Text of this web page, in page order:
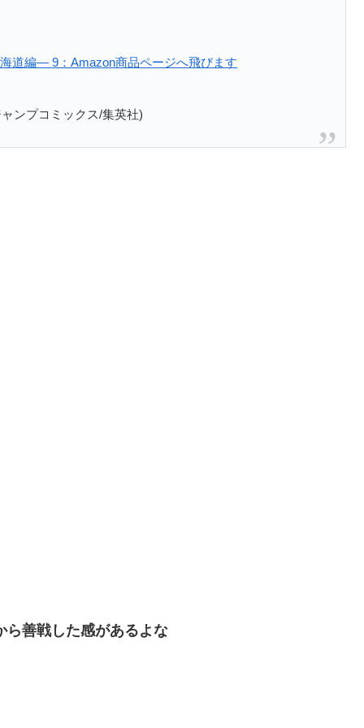
道編― 9：Amazon商品ページへ飛びます
ンプコミックス/集英社)
ら善戦した感があるよな